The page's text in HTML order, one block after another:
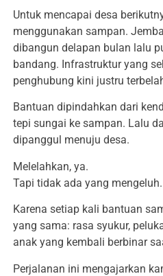
Untuk mencapai desa
menggunakan sampan.
dibangun delapan bulan lalu
bandang. Infrastruktur yang
penghubung kini justru
Bantuan dipindahkan dari
tepi sungai ke sampan. Lalu
dipanggul menuju desa.
Melelahkan, ya.
Tapi tidak ada yang mengeluh.
Karena setiap kali bantuan
yang sama: rasa syukur,
anak yang kembali berbinar
Perjalanan ini mengajarkan